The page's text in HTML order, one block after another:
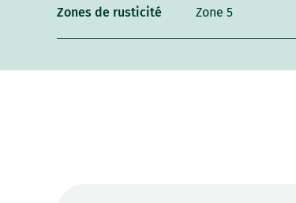
Zones de rusticité Zone 5